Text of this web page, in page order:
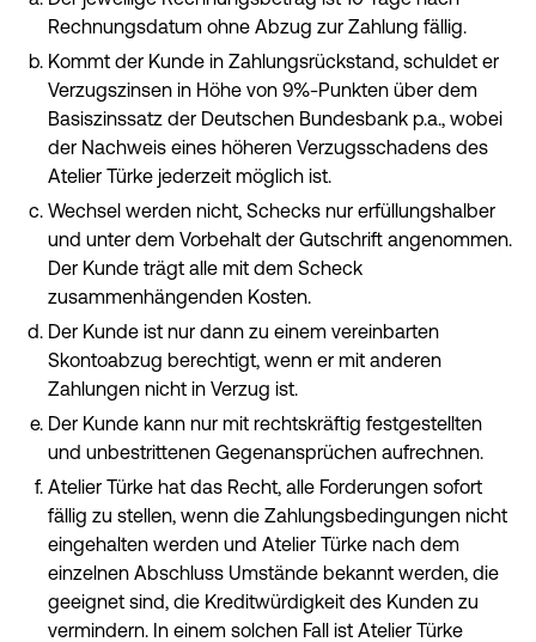
Rechnungsdatum ohne Abzug zur Zahlung fällig.
Kommt der Kunde in Zahlungsrückstand, schuldet er
Verzugszinsen in Höhe von 9%-Punkten über dem
Basiszinssatz der Deutschen Bundesbank p.a., wobei
der Nachweis eines höheren Verzugsschadens des
Atelier Türke jederzeit möglich ist.
Wechsel werden nicht, Schecks nur erfüllungshalber
und unter dem Vorbehalt der Gutschrift angenommen.
Der Kunde trägt alle mit dem Scheck
zusammenhängenden Kosten.
Der Kunde ist nur dann zu einem vereinbarten
Skontoabzug berechtigt, wenn er mit anderen
Zahlungen nicht in Verzug ist.
Der Kunde kann nur mit rechtskräftig festgestellten
und unbestrittenen Gegenansprüchen aufrechnen.
Atelier Türke hat das Recht, alle Forderungen sofort
fällig zu stellen, wenn die Zahlungsbedingungen nicht
eingehalten werden und Atelier Türke nach dem
einzelnen Abschluss Umstände bekannt werden, die
geeignet sind, die Kreditwürdigkeit des Kunden zu
vermindern. In einem solchen Fall ist Atelier Türke